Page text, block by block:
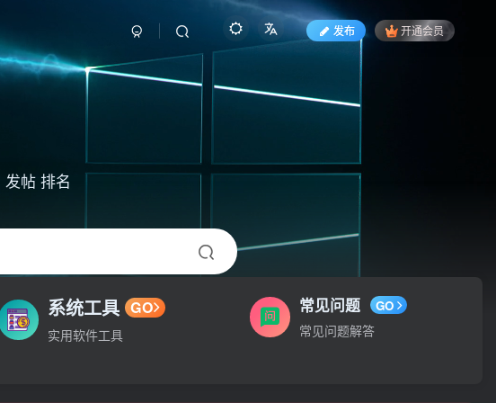
发布 开通会员
发帖 排名
系统工具 GO
实用软件工具
常见问题 GO
常见问题解答